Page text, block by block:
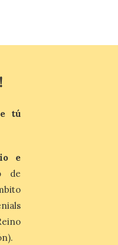
tú
e
de